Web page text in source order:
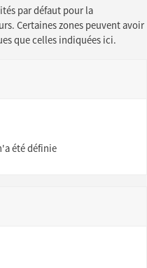
par défaut pour la
Certaines zones peuvent avoir
que celles indiquées ici.
été définie